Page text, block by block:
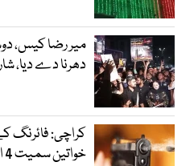
میر رضا کیس،
دھرنا دے دیا،
خواتین سمیت 4 افراد زخمی